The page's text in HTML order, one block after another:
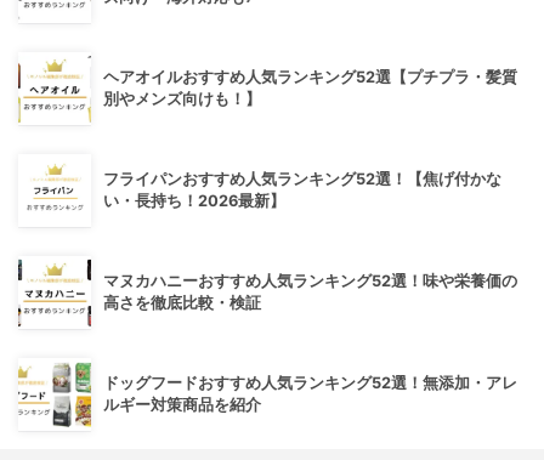
ヘアオイルおすすめ人気ランキング52選【プチプラ・髪質
別やメンズ向けも！】
フライパンおすすめ人気ランキング52選！【焦げ付かな
い・長持ち！2026最新】
マヌカハニーおすすめ人気ランキング52選！味や栄養価の
高さを徹底比較・検証
ドッグフードおすすめ人気ランキング52選！無添加・アレ
ルギー対策商品を紹介